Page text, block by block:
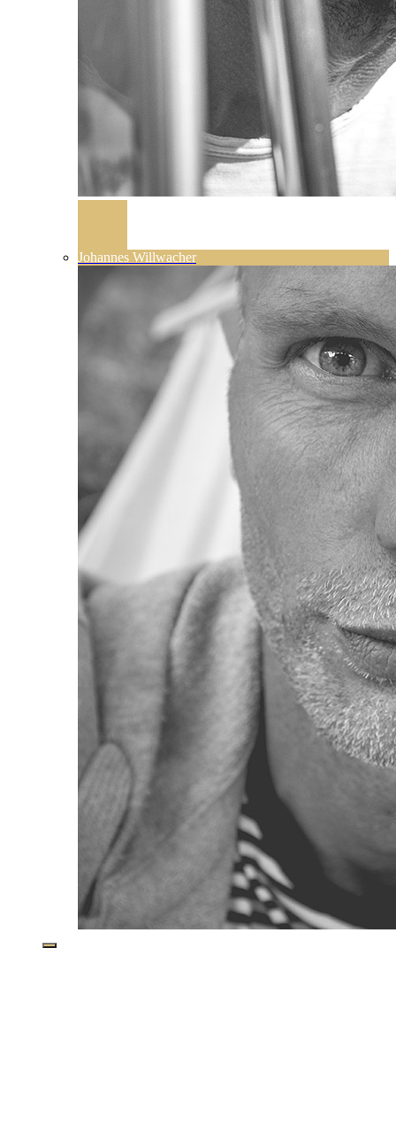
Johannes Willwacher